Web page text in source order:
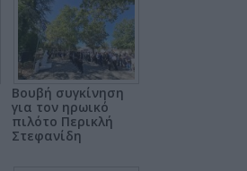
Βουβή συγκίνηση
για τον ηρωικό
πιλότο Περικλή
Στεφανίδη